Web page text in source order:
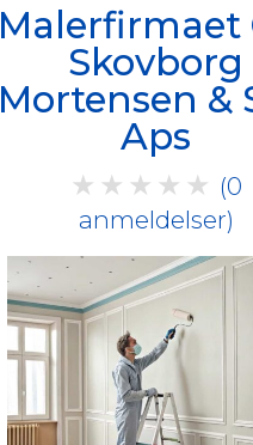
Malerfirmaet
Skovborg
Mortensen &
Aps
★ ★ ★ ★ ★ (0
anmeldelser)